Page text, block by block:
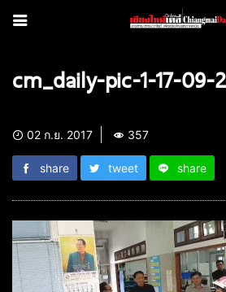
cm_daily-pic-1-17-09-2
02 ก.ย. 2017 357
share tweet share